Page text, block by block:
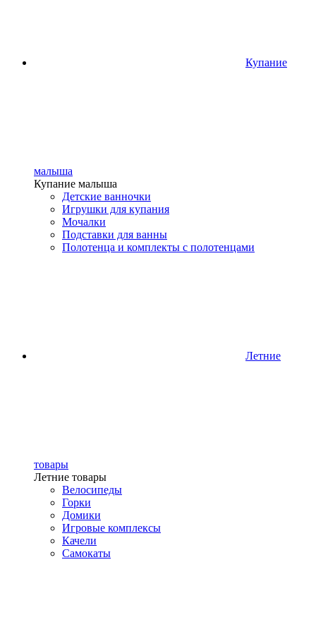
Купание
малыша
Купание малыша
Детские ванночки
Игрушки для купания
Мочалки
Подставки для ванны
Полотенца и комплекты с полотенцами
Летние
товары
Летние товары
Велосипеды
Горки
Домики
Игровые комплексы
Качели
Самокаты